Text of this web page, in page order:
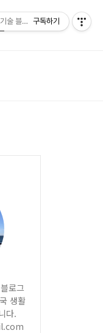
로그
생활
다.
술 블로그구독하기